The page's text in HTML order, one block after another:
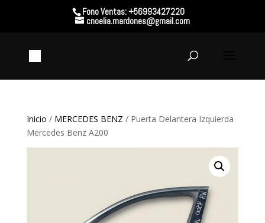
Fono Ventas: +56993427220
cnoelia.mardones@gmail.com
Inicio / MERCEDES BENZ / Puerta Delantera Izquierda
Mercedes Benz A200